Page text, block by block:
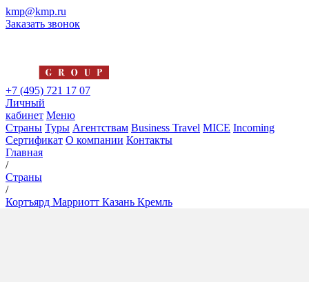
kmp@kmp.ru
Заказать звонок
+7 (495) 721 17 07
Личный
кабинет Меню
Страны Туры Агентствам Business Travel MICE Incoming
Сертификат О компании Контакты
Главная
/
Страны
/
Кортъярд Марриотт Казань Кремль